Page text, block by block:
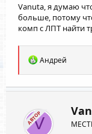
Vanuta, я думаю
больше, потому
комп с ЛПТ найти
Р
а
к
и
и
:
Андрей
АВТОР
V